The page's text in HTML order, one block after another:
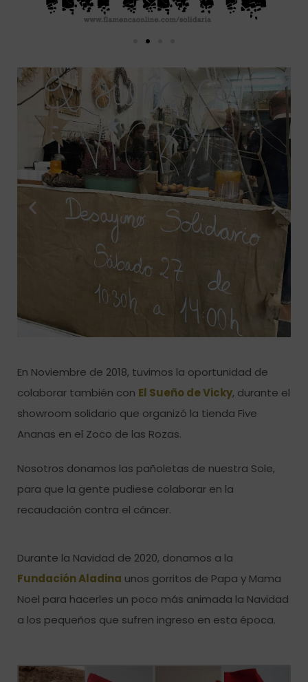
En Noviembre de 2018, tuvimos la oportunidad de
colaborar también con El Sueño de Vicky, durante el
showroom solidario que organizó la tienda Five
Ananas en el Zoco de las Rozas.
Nosotros donamos las pañoletas de nuestra Sole,
para que la gente pudiese colaborar en la
recaudación contra el cáncer.
Durante la Navidad de 2020, donamos a la
Fundación Aladina unos gorritos de Papa y Mama
Noel para hacerles un poco más animada la Navidad
a los pequeños que sufren ingreso en esta época.